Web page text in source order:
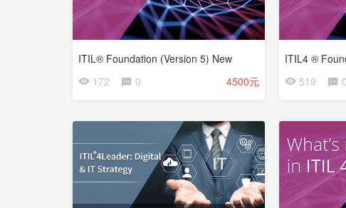
ITIL® Foundation (Version 5) New
172
0 4500元
ITIL4 ®
519
0